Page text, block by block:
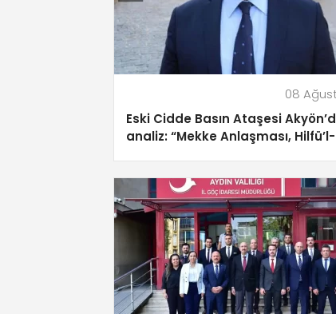
08
Eski Cidde Basın Ataşesi
analiz: “Mekke Anlaşması, Hilfü’l-